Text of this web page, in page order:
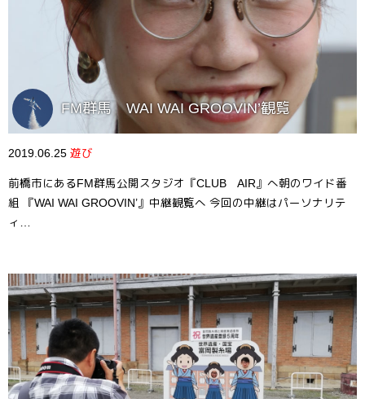
FM群馬 WAI WAI GROOVIN’観覧
2019.06.25 遊び
前橋市にあるFM群馬公開スタジオ『CLUB AIR』へ朝のワイド番
組 『WAI WAI GROOVIN’』中継観覧へ 今回の中継はパーソナリテ
ィ…